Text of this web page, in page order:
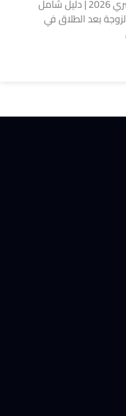
حقوق الزوجة بعد الطلاق في القانون المصري 2026 | دليل شامل
بعد الطلاق في